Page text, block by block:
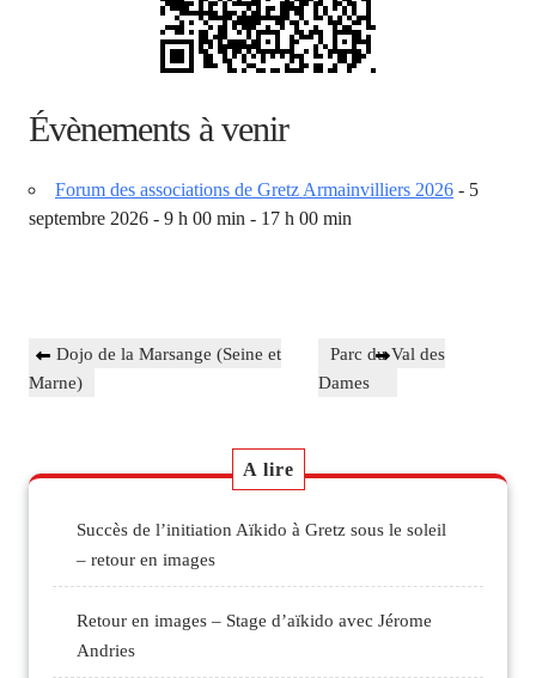
Évènements à venir
Forum des associations de Gretz Armainvilliers 2026 - 5
septembre 2026 - 9 h 00 min - 17 h 00 min
de
Previous
Post
Dojo de la Marsange (Seine et
Marne)
Next
Post
Parc du Val des
Dames
A lire
Succès de l’initiation Aïkido à Gretz sous le soleil
– retour en images
Retour en images – Stage d’aïkido avec Jérome
Andries